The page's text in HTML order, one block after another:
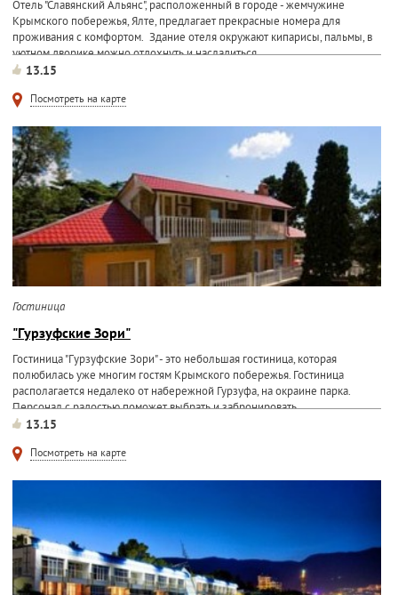
Отель "Славянский Альянс", расположенный в городе - жемчужине
Крымского побережья, Ялте, предлагает прекрасные номера для
проживания с комфортом. Здание отеля окружают кипарисы, пальмы, в
уютном дворике можно отдохнуть и насладиться...
13.15
Посмотреть на карте
Гостиница
"Гypзуфские Зoри"
Гостиница "Гypзyфcкие Зopи" - это небольшая гостиница, которая
полюбилась уже многим гостям Крымского побережья. Гостиница
располагается недалеко от набережной Гурзуфа, на окраине парка.
Персонал с радостью поможет выбрать и забронировать...
13.15
Посмотреть на карте